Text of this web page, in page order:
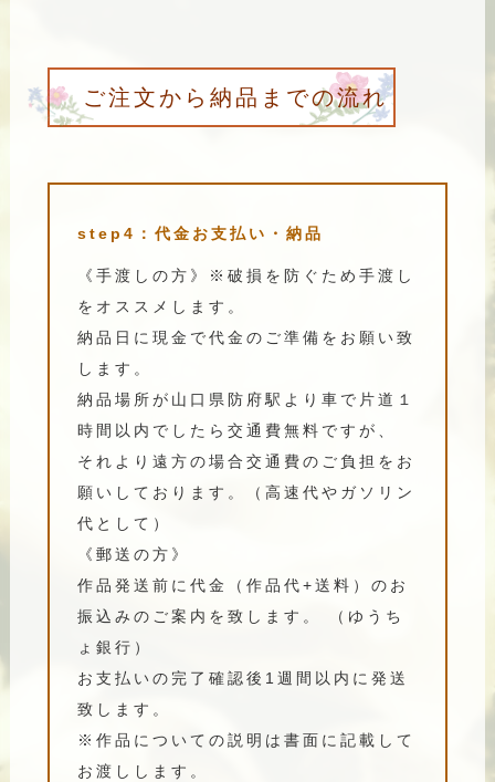
ご注文から納品までの流れ
step4：代金お支払い・納品
《手渡しの方》※破損を防ぐため手渡し
をオススメします。
納品日に現金で代金のご準備をお願い致
します。
納品場所が山口県防府駅より車で片道１
時間以内でしたら交通費無料ですが、
それより遠方の場合交通費のご負担をお
願いしております。（高速代やガソリン
代として）
《郵送の方》
作品発送前に代金（作品代+送料）のお
振込みのご案内を致します。 （ゆうち
ょ銀行）
お支払いの完了確認後1週間以内に発送
致します。
※作品についての説明は書面に記載して
お渡しします。